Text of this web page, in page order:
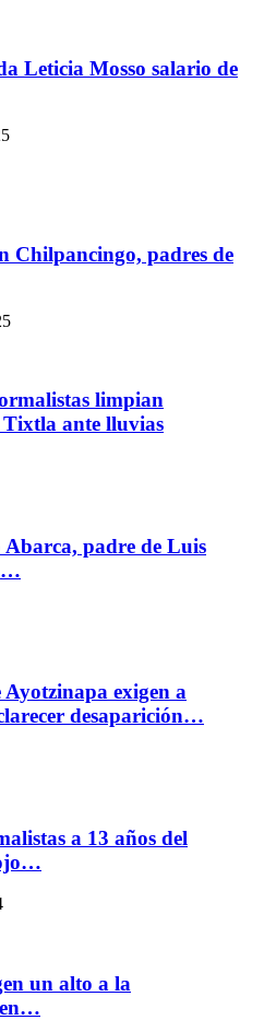
Leticia Mosso salario de
Chilpancingo, padres de
limpian
Tixtla ante lluvias
padre de Luis
Ayotzinapa exigen a
desaparición…
a 13 años del
un alto a la